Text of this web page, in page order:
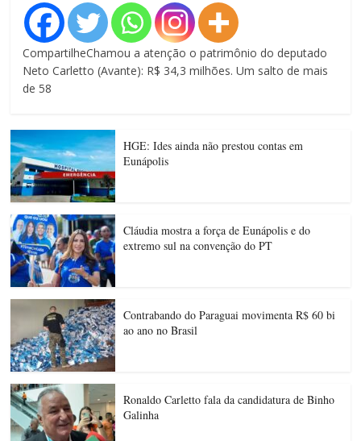
CompartilheChamou a atenção o patrimônio do deputado
Neto Carletto (Avante): R$ 34,3 milhões. Um salto de mais
de 58
HGE: Ides ainda não prestou contas em
Eunápolis
Cláudia mostra a força de Eunápolis e do
extremo sul na convenção do PT
Contrabando do Paraguai movimenta R$ 60 bi
ao ano no Brasil
Ronaldo Carletto fala da candidatura de Binho
Galinha